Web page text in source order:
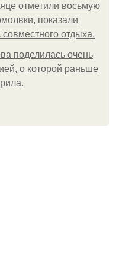
отметили восьмую
показали
отдыха.
поделилась очень
о которой раньше